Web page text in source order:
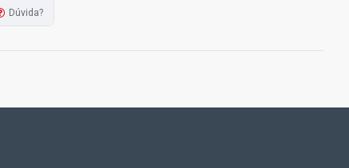
Dúvida?